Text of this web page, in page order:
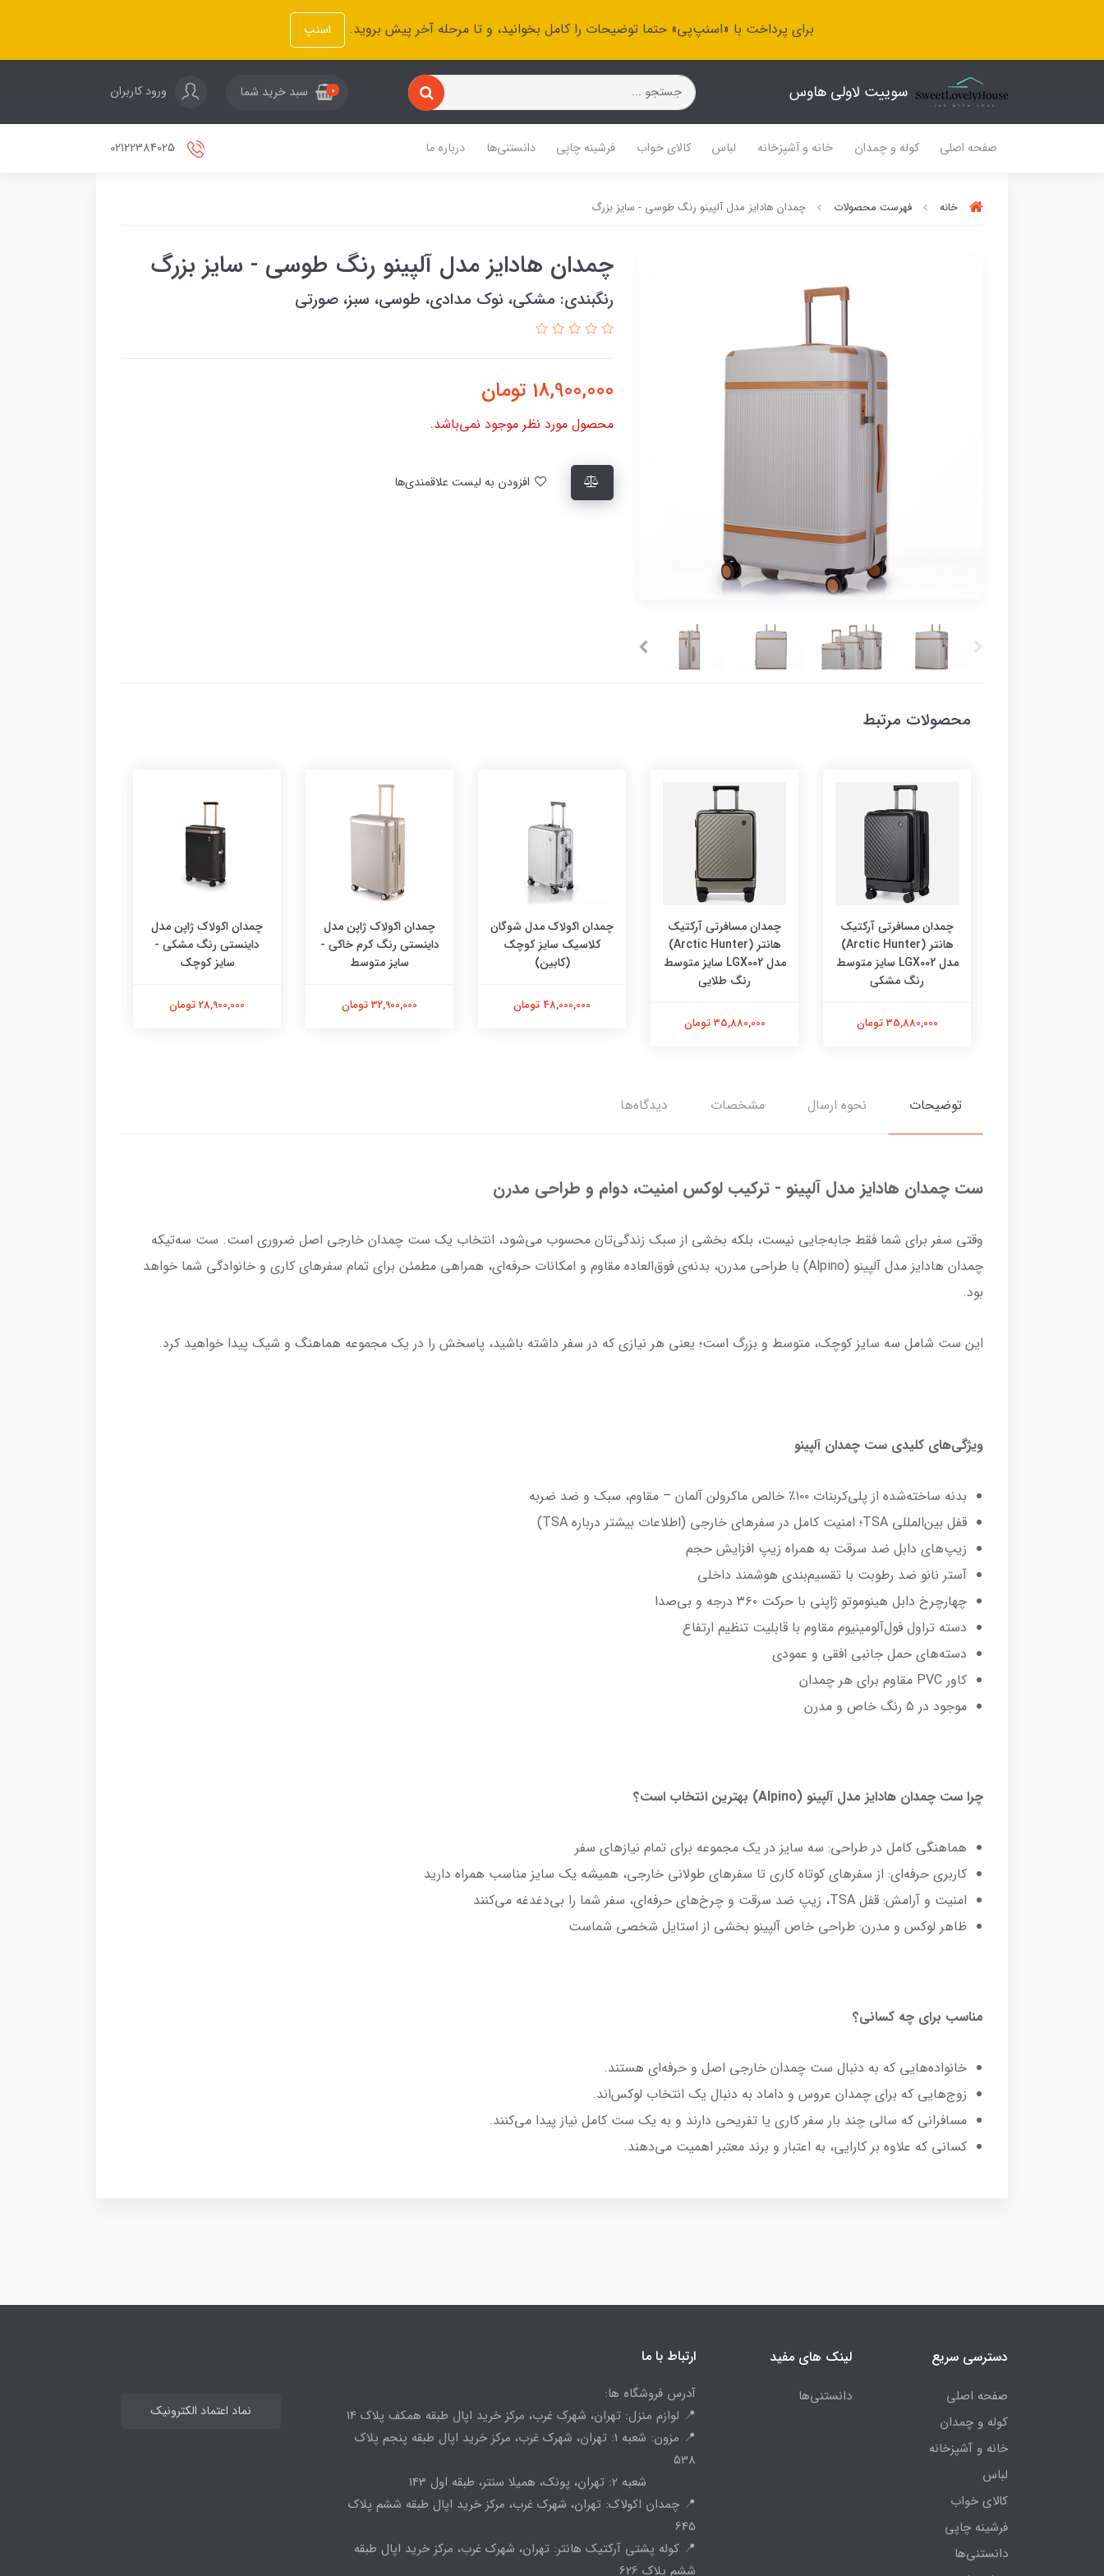
برای پرداخت با «اسنپ‌پی» حتما توضیحات را کامل بخوانید، و تا مرحله آخر پیش بروید. اسنپ
سوییت لاولی هاوس 0 سبد خرید شما ورود کاربران
صفحه اصلی کوله و چمدان خانه و آشپزخانه لباس کالای خواب فرشینه چاپی دانستنی‌ها درباره ما
خانه فهرست محصولات چمدان هادایز مدل آلپینو رنگ طوسی - سایز بزرگ
چمدان هادایز مدل آلپینو رنگ طوسی - سایز بزرگ
رنگبندی: مشکی، نوک مدادی، طوسی، سبز، صورتی
18,900,000 تومان
محصول مورد نظر موجود نمی‌باشد.
محصولات مرتبط
چمدان مسافرتی آرکتیک
هانتر (Arctic Hunter)
مدل LGX002 سایز متوسط
رنگ مشکی
35,880,000 تومان
چمدان مسافرتی آرکتیک
هانتر (Arctic Hunter)
مدل LGX002 سایز متوسط
رنگ طلایی
35,880,000 تومان
چمدان اکولاک مدل شوگان
کلاسیک سایز کوچک
(کابین)
48,000,000 تومان
چمدان اکولاک ژاپن مدل
داینستی رنگ کرم‌ خاکی -
سایز متوسط
32,900,000 تومان
چمدان اکولاک ژاپن مدل
داینستی رنگ مشکی -
سایز کوچک
28,900,000 تومان
توضیحات نحوه ارسال مشخصات دیدگاه‌ها
ست چمدان هادایز مدل آلپینو - ترکیب لوکس امنیت، دوام و طراحی مدرن
وقتی سفر برای شما فقط جابه‌جایی نیست، بلکه بخشی از سبک زندگی‌تان محسوب می‌شود، انتخاب یک ست چمدان خارجی اصل ضروری است. ست سه‌تیکه
چمدان هادایز مدل آلپینو (Alpino) با طراحی مدرن، بدنه‌ی فوق‌العاده مقاوم و امکانات حرفه‌ای، همراهی مطمئن برای تمام سفرهای کاری و خانوادگی شما خواهد
بود.
این ست شامل سه سایز کوچک، متوسط و بزرگ است؛ یعنی هر نیازی که در سفر داشته باشید، پاسخش را در یک مجموعه هماهنگ و شیک پیدا خواهید کرد.
ویژگی‌های کلیدی ست چمدان آلپینو
بدنه ساخته‌شده از پلی‌کربنات ۱۰۰٪ خالص ماکرولن آلمان – مقاوم، سبک و ضد ضربه
قفل بین‌المللی TSA؛ امنیت کامل در سفرهای خارجی (اطلاعات بیشتر درباره TSA)
زیپ‌های دابل ضد سرقت به همراه زیپ افزایش حجم
آستر نانو ضد رطوبت با تقسیم‌بندی هوشمند داخلی
چهارچرخ دابل هینوموتو ژاپنی با حرکت ۳۶۰ درجه و بی‌صدا
دسته تراول فول‌آلومینیوم مقاوم با قابلیت تنظیم ارتفاع
دسته‌های حمل جانبی افقی و عمودی
کاور PVC مقاوم برای هر چمدان
موجود در ۵ رنگ خاص و مدرن
چرا ست چمدان هادایز مدل آلپینو (Alpino) بهترین انتخاب است؟
هماهنگی کامل در طراحی: سه سایز در یک مجموعه برای تمام نیازهای سفر
کاربری حرفه‌ای: از سفرهای کوتاه کاری تا سفرهای طولانی خارجی، همیشه یک سایز مناسب همراه دارید
امنیت و آرامش: قفل TSA، زیپ ضد سرقت و چرخ‌های حرفه‌ای، سفر شما را بی‌دغدغه می‌کنند
ظاهر لوکس و مدرن: طراحی خاص آلپینو بخشی از استایل شخصی شماست
مناسب برای چه کسانی؟
خانواده‌هایی که به دنبال ست چمدان خارجی اصل و حرفه‌ای هستند.
زوج‌هایی که برای چمدان عروس و داماد به دنبال یک انتخاب لوکس‌اند.
مسافرانی که سالی چند بار سفر کاری یا تفریحی دارند و به یک ست کامل نیاز پیدا می‌کنند.
کسانی که علاوه بر کارایی، به اعتبار و برند معتبر اهمیت می‌دهند.
دسترسی سریع
صفحه اصلی
کوله و چمدان
خانه و آشپزخانه
لباس
کالای خواب
فرشینه چاپی
دانستنی‌ها
لینک های مفید
دانستنی‌ها
ارتباط با ما
آدرس فروشگاه ها:
📍 لوازم منزل: تهران، شهرک غرب، مرکز خرید اپال طبقه همکف پلاک 14
📍 مزون: شعبه 1: تهران، شهرک غرب، مرکز خرید اپال طبقه پنجم پلاک
538
شعبه 2: تهران، پونک، همیلا سنتر، طبقه اول 143
📍 چمدان اکولاک: تهران، شهرک غرب، مرکز خرید اپال طبقه ششم پلاک
645
📍 کوله پشتی آرکتیک هانتر: تهران، شهرک غرب، مرکز خرید اپال طبقه
ششم پلاک 626
نماد اعتماد الکترونیک